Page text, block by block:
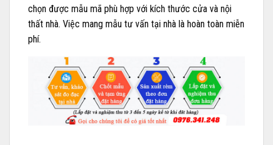
chọn được mẫu mã phù hợp với kích thước cửa và nội
thất nhà. Việc mang mẫu tư vấn tại nhà là hoàn toàn miễn
phí.